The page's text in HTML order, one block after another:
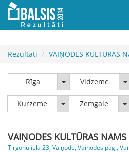
Rezultāti VAIŅODES KULTŪRAS
Rīga Rīga Vidzeme
Kurzeme KurzemeZemgale
VAIŅODES KULTŪRAS NAMS
Tirgoņu iela 23, Vaiņode, Vaiņodes pag.,